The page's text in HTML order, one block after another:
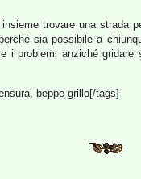
trovare una strada
sia possibile a
i problemi anziché
beppe grillo[/tags]